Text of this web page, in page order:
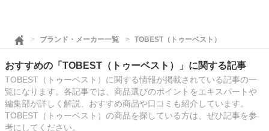
ブランド・メーカー一覧 TOBEST（トゥーベスト）
おすすめの「TOBEST（トゥーベスト）」に関する記事
TOBEST（トゥーベスト）に関する情報が掲載されている記事の一
覧になります。各記事では、商品選びのポイントをエキスパートや
編集部が詳しく解説、おすすめ商品や口コミも紹介しています。
TOBEST（トゥーベスト）の商品を探している方は、ぜひ記事を参
考にしてください。